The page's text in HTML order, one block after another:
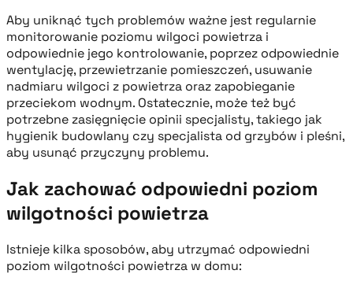
Aby uniknąć tych problemów ważne jest regularnie
monitorowanie poziomu wilgoci powietrza i
odpowiednie jego kontrolowanie, poprzez odpowiednie
wentylację, przewietrzanie pomieszczeń, usuwanie
nadmiaru wilgoci z powietrza oraz zapobieganie
przeciekom wodnym. Ostatecznie, może też być
potrzebne zasięgnięcie opinii specjalisty, takiego jak
hygienik budowlany czy specjalista od grzybów i pleśni,
aby usunąć przyczyny problemu.
Jak zachować odpowiedni poziom
wilgotności powietrza
Istnieje kilka sposobów, aby utrzymać odpowiedni
poziom wilgotności powietrza w domu: